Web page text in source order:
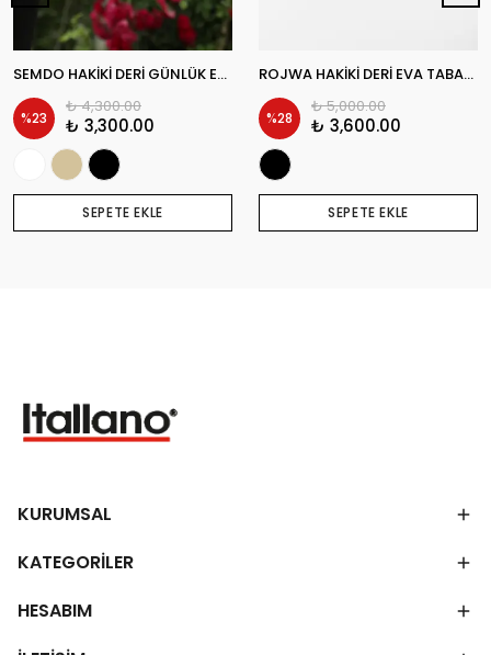
SEMDO HAKİKİ DERİ GÜNLÜK ERKEK SNEAKER AYAKKABI
%23
₺ 4,300.00
₺ 3,300.00
SEPETE EKLE
ROJWA HAKİKİ DERİ EVA TABAN GÜNLÜK ERKEK SNEAKER AYAKKABI
%28
₺ 5,000.00
₺ 3,600.00
SEPETE EKLE
KURUMSAL
KATEGORİLER
HESABIM